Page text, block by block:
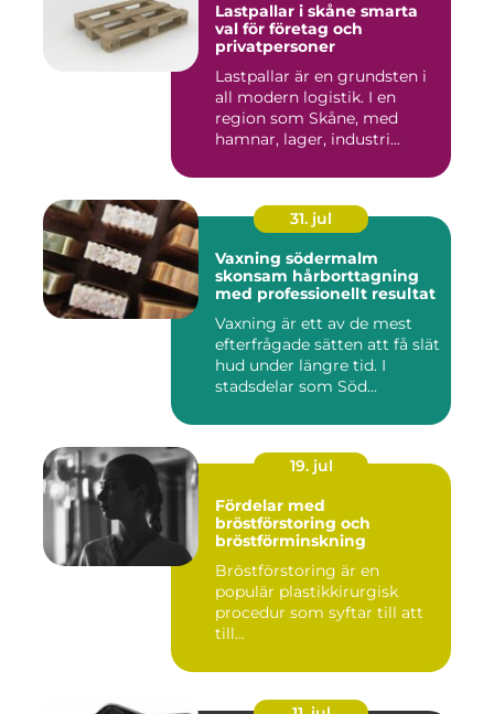
Lastpallar i skåne smarta
val för företag och
privatpersoner
Lastpallar är en grundsten i
all modern logistik. I en
region som Skåne, med
hamnar, lager, industri...
31. jul
Vaxning södermalm
skonsam hårborttagning
med professionellt resultat
Vaxning är ett av de mest
efterfrågade sätten att få slät
hud under längre tid. I
stadsdelar som Söd...
19. jul
Fördelar med
bröstförstoring och
bröstförminskning
Bröstförstoring är en
populär plastikkirurgisk
procedur som syftar till att
till...